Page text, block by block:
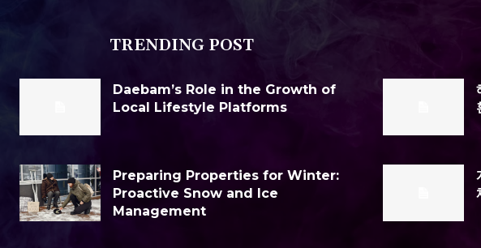
TRENDING POST
Daebam’s Role in the Growth of
Local Lifestyle Platforms
Preparing Properties for Winter:
Proactive Snow and Ice
Management